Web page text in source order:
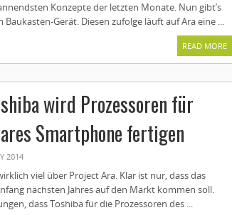
Konzepte der letzten Monate. Nun gibt’s
Gerät. Diesen zufolge läuft auf Ara eine ...
READ MORE
wird Prozessoren für
Smartphone fertigen
2014
viel über Project Ara. Klar ist nur, dass das
nächsten Jahres auf den Markt kommen soll.
dass Toshiba für die Prozessoren des ...